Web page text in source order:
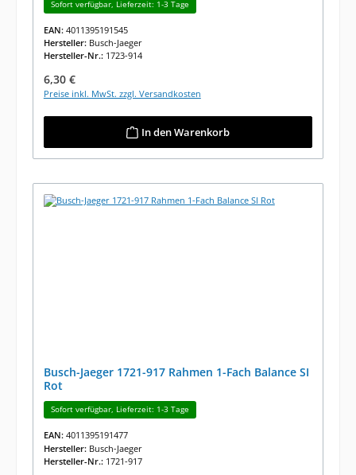
Sofort verfügbar, Lieferzeit: 1-3 Tage
EAN: 4011395191545
Hersteller: Busch-Jaeger
Hersteller-Nr.: 1723-914
Regulärer Preis:
6,30 €
Preise inkl. MwSt. zzgl. Versandkosten
In den Warenkorb
Busch-Jaeger 1721-917 Rahmen 1-Fach Balance SI
Rot
Sofort verfügbar, Lieferzeit: 1-3 Tage
EAN: 4011395191477
Hersteller: Busch-Jaeger
Hersteller-Nr.: 1721-917